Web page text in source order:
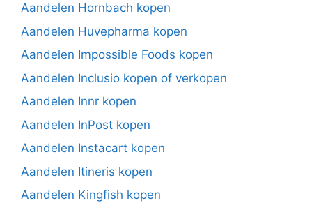
Aandelen Hornbach kopen
Aandelen Huvepharma kopen
Aandelen Impossible Foods kopen
Aandelen Inclusio kopen of verkopen
Aandelen Innr kopen
Aandelen InPost kopen
Aandelen Instacart kopen
Aandelen Itineris kopen
Aandelen Kingfish kopen